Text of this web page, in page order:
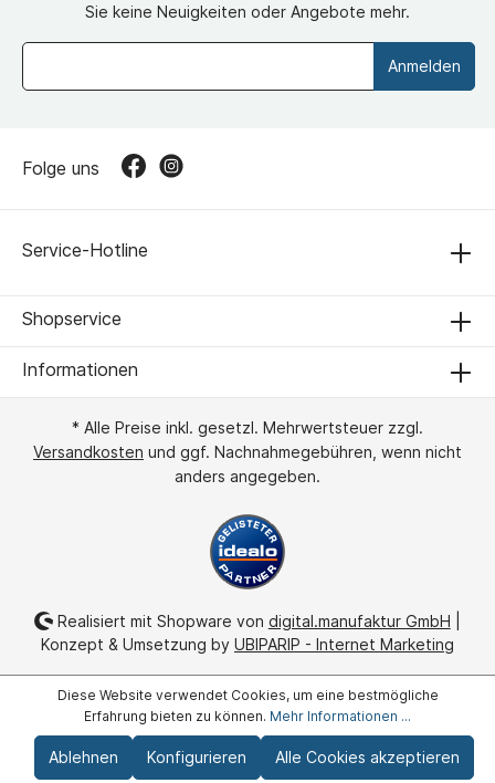
Sie keine Neuigkeiten oder Angebote mehr.
Anmelden
Service-Hotline
Folge uns
Shopservice
Informationen
* Alle Preise inkl. gesetzl. Mehrwertsteuer zzgl.
Versandkosten und ggf. Nachnahmegebühren, wenn nicht
anders angegeben.
Realisiert mit Shopware von digital.manufaktur GmbH
Konzept & Umsetzung by UBIPARIP - Internet Marketing
Diese Website verwendet Cookies, um eine bestmögliche
Erfahrung bieten zu können. Mehr Informationen ...
Ablehnen Konfigurieren Alle Cookies akzeptieren